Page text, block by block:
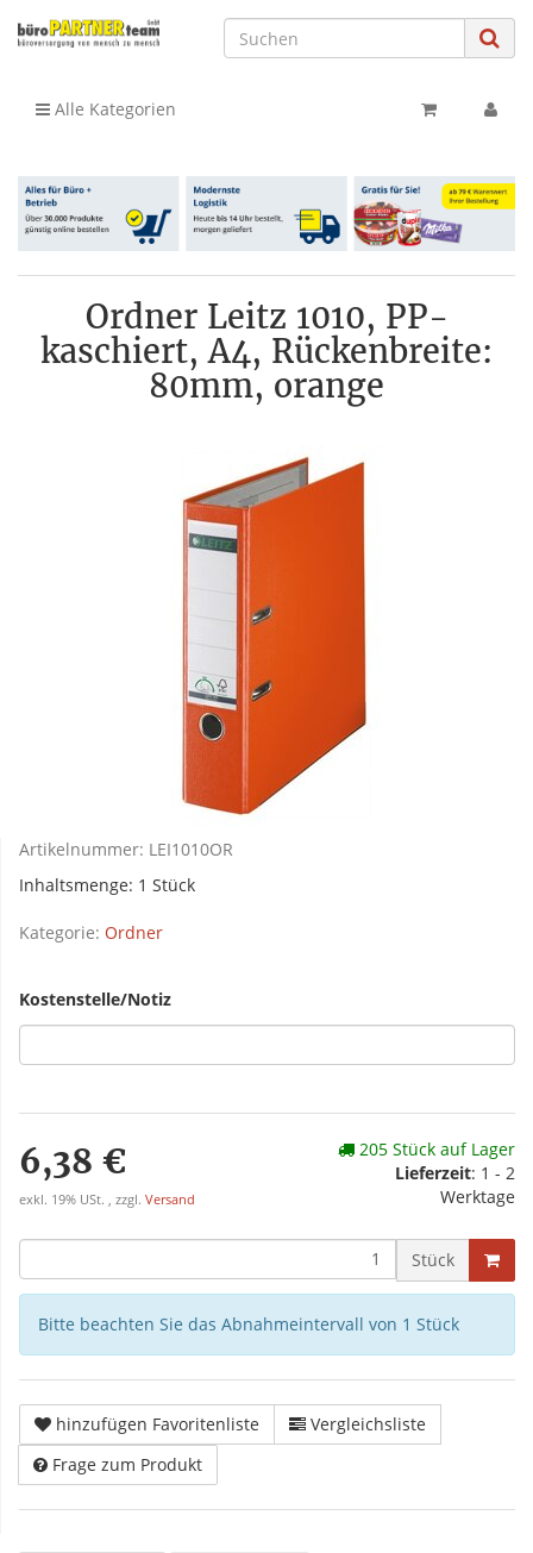
Alle Kategorien
Ordner Leitz 1010, PP-
kaschiert, A4, Rückenbreite:
80mm, orange
Artikelnummer: LEI1010OR
Inhaltsmenge: 1 Stück
Kategorie: Ordner
Kostenstelle/Notiz
6,38 €
exkl. 19% USt. , zzgl. Versand
205 Stück auf Lager
Lieferzeit: 1 - 2
Werktage
Stück
Bitte beachten Sie das Abnahmeintervall von 1 Stück
hinzufügen Favoritenliste
Vergleichsliste
Frage zum Produkt